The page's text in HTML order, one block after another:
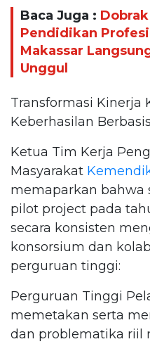
Baca Juga :
Pendidikan
Makassar
Unggul
Transformasi Kinerja
Keberhasilan
Ketua Tim Kerja
Masyarakat
memaparkan bahwa
pilot project pada
secara konsisten
konsorsium dan
perguruan tinggi:
Perguruan Tinggi
memetakan serta
dan problematika riil